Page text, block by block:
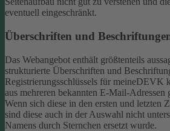
eventuell eingeschränkt.
Überschriften und
Das Webangebot enthält größtenteils
strukturierte Überschriften und
Registrierungsschlüssels für meineDEVK
aus mehreren bekannten E-Mail-Adressen
Wenn sich diese in den ersten und letzten
sind diese auch in der Auswahl nicht
Namens durch Sternchen ersetzt wurde.